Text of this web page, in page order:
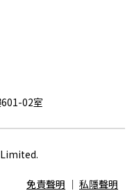
02室
免責聲明 │ 私隱聲明